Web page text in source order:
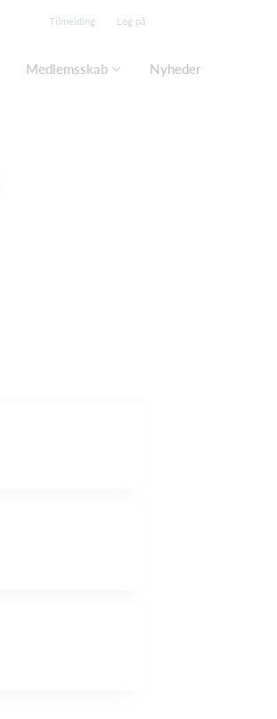
Tilmelding Log på
Medlemsskab Nyheder